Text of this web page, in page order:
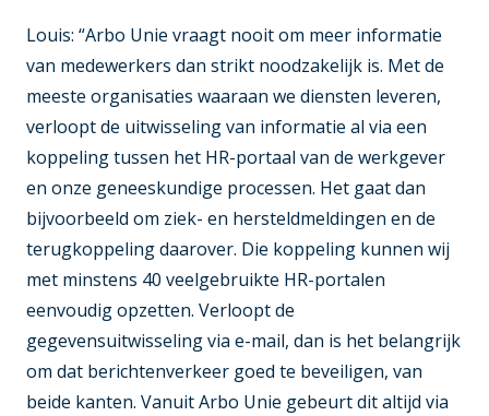
Louis: “Arbo Unie vraagt nooit om meer informatie
van medewerkers dan strikt noodzakelijk is. Met de
meeste organisaties waaraan we diensten leveren,
verloopt de uitwisseling van informatie al via een
koppeling tussen het HR-portaal van de werkgever
en onze geneeskundige processen. Het gaat dan
bijvoorbeeld om ziek- en hersteldmeldingen en de
terugkoppeling daarover. Die koppeling kunnen wij
met minstens 40 veelgebruikte HR-portalen
eenvoudig opzetten. Verloopt de
gegevensuitwisseling via e-mail, dan is het belangrijk
om dat berichtenverkeer goed te beveiligen, van
beide kanten. Vanuit Arbo Unie gebeurt dit altijd via